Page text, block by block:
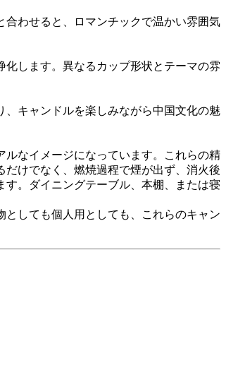
わせると、ロマンチックで温かい雰囲気
します。異なるカップ形状とテーマの雰
キャンドルを楽しみながら中国文化の魅
なイメージになっています。これらの精
けでなく、燃焼過程で煙が出ず、消火後
。ダイニングテーブル、本棚、または寝
しても個人用としても、これらのキャン